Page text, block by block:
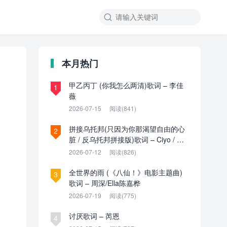

本月热门
1
甲乙丙丁 (你我怎么两清)歌词 – 李佳
薇
2026-07-15 阅读(841)
2
拼接乌托邦(只因为你那渴望自由的心
脏 / 反乌托邦拼接版)歌词 – Ciyo / 见
过夏天P / 乌托邦P
2026-07-12 阅读(826)
3
全世界的雨 (《八仙！》电影主题曲)
歌词 – 周深/Ella陈嘉桦
2026-07-19 阅读(775)
4 讨厌歌词 – 芮恩